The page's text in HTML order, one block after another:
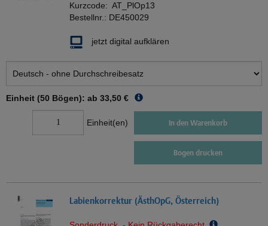
Kurzcode: AT_PlOp13
Bestellnr.: DE450029
jetzt digital aufklären
Einheit (50 Bögen): ab 33,50 €
Einheit(en) In den Warenkorb
Bogen drucken
Labienkorrektur (ÄsthOpG, Österreich)